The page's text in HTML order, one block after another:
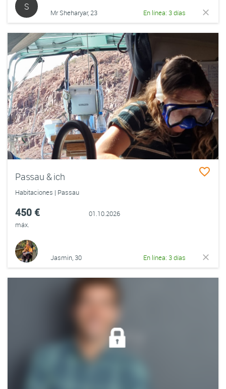
S
Mr Sheharyar, 23 En línea: 3 días
Passau & ich
Habitaciones | Passau
450 €
máx.
01.10.2026
Jasmin, 30 En línea: 3 días